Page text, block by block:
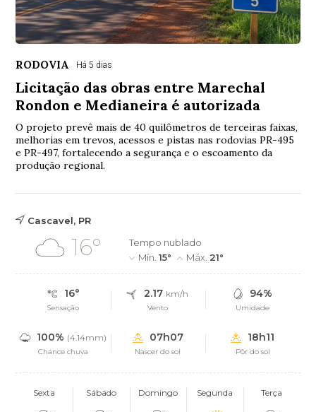
RODOVIA Há 5 dias
Licitação das obras entre Marechal
Rondon e Medianeira é autorizada
O projeto prevê mais de 40 quilômetros de terceiras faixas,
melhorias em trevos, acessos e pistas nas rodovias PR-495
e PR-497, fortalecendo a segurança e o escoamento da
produção regional.
Cascavel, PR
16°
Tempo nublado
Mín.15° Máx. 21°
16°
Sensação
2.17 km/h
Vento
94%
Umidade
100% (4.14mm)
Chance chuva
07h07
Nascer do sol
18h11
Pôr do sol
Sexta Sábado Domingo Segunda Terça